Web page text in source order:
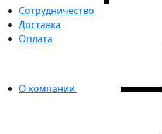
Сотрудничество
Доставка
Оплата
О компании